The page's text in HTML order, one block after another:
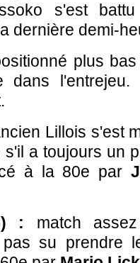
s'est
dernière demi-
plus
dans
Lillois s'est
a toujours un
à la 80e par
: match
pas su prendre